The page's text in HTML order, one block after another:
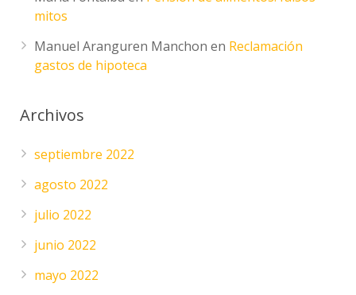
mitos
Manuel Aranguren Manchon en Reclamación
gastos de hipoteca
Archivos
septiembre 2022
agosto 2022
julio 2022
junio 2022
mayo 2022